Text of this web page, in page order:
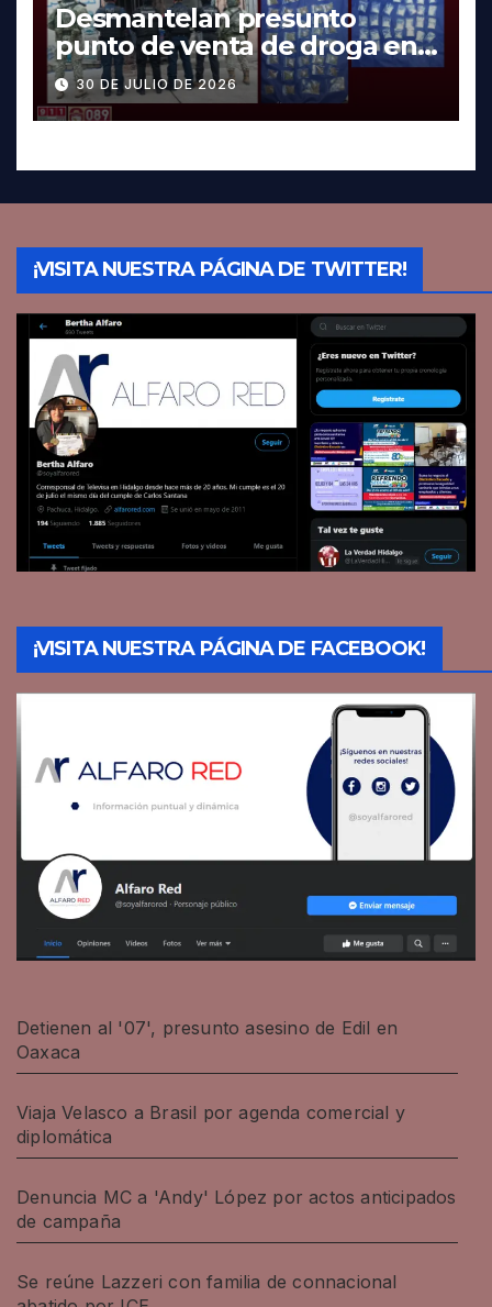
Desmantelan presunto
punto de venta de droga en
Pachuca; hay dos detenidos
30 DE JULIO DE 2026
¡VISITA NUESTRA PÁGINA DE TWITTER!
¡VISITA NUESTRA PÁGINA DE FACEBOOK!
Detienen al '07', presunto asesino de Edil en
Oaxaca
Viaja Velasco a Brasil por agenda comercial y
diplomática
Denuncia MC a 'Andy' López por actos anticipados
de campaña
Se reúne Lazzeri con familia de connacional